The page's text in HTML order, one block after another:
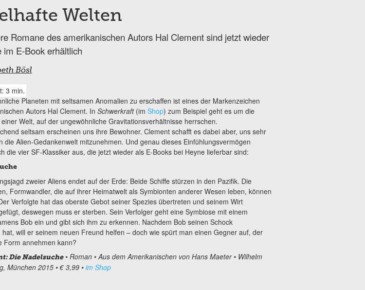
Welten
Romane des amerikanischen Autors Hal Clement sind jetzt wieder
im E-Book erhältlich
Bösl
3 min.
Planeten mit seltsamen Anomalien zu erschaffen ist eines der Markenzeichen
Autors Hal Clement. In Schwerkraft(im Shop) zum Beispiel geht es um die
Welt, auf der ungewöhnliche Gravitationsverhältnisse herrschen.
seltsam erscheinen uns ihre Bewohner. Clement schafft es dabei aber, uns sehr
die Alien-Gedankenwelt mitzunehmen. Und genau dieses Einfühlungsvermögen
die vier SF-Klassiker aus, die jetzt wieder als E-Books bei Heyne lieferbar sind:
zweier Aliens endet auf der Erde: Beide Schiffe stürzen in den Pazifik. Die
Formwandler, die auf ihrer Heimatwelt als Symbionten anderer Wesen leben, können
Verfolgte hat das oberste Gebot seiner Spezies übertreten und seinem Wirt
deswegen muss er sterben. Sein Verfolger geht eine Symbiose mit einem
Bob ein und gibt sich ihm zu erkennen. Nachdem Bob seinen Schock
hat, will er seinem neuen Freund helfen – doch wie spürt man einen Gegner auf, der
Form annehmen kann?
Die Nadelsuche • Roman • Aus dem Amerikanischen von Hans Maeter • Wilhelm
München 2015 • € 3,99 • im Shop